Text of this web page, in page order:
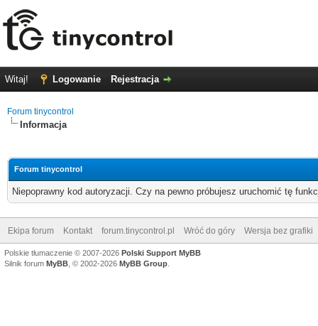
Witaj! Logowanie Rejestracja
Forum tinycontrol
Informacja
Forum tinycontrol
Niepoprawny kod autoryzacji. Czy na pewno próbujesz uruchomić tę
Ekipa forum Kontakt forum.tinycontrol.pl Wróć do góry Wersja bez grafiki
Polskie tłumaczenie © 2007-2026 Polski Support MyBB
Silnik forum MyBB , © 2002-2026 MyBB Group